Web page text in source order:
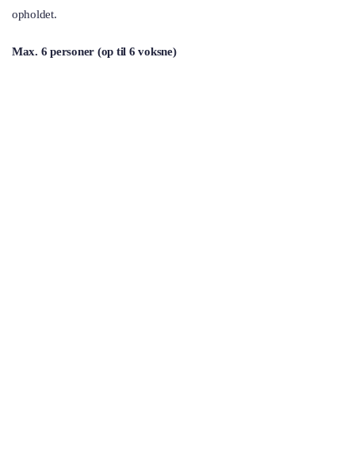
opholdet.
Max. 6 personer (op til 6 voksne)